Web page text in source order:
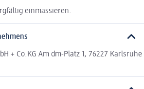
einmassieren.
+ Co.KG Am dm-Platz 1, 76227 Karlsruhe